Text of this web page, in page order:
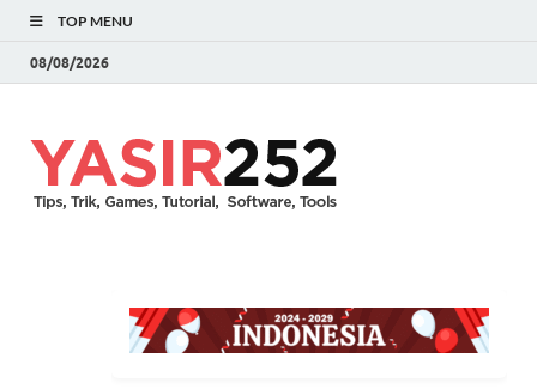
TOP MENU
08/08/2026